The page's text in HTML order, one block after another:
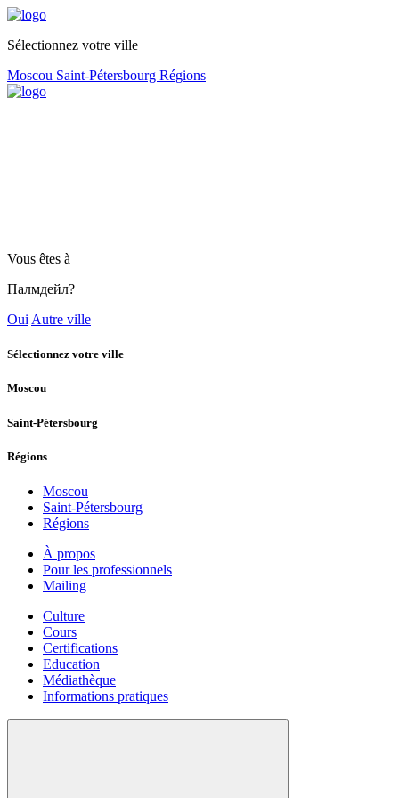
Sélectionnez votre ville
Moscou Saint-Pétersbourg Régions
Vous êtes à
Палмдейл?
Oui Autre ville
Sélectionnez votre ville
Moscou
Saint-Pétersbourg
Régions
Moscou
Saint-Pétersbourg
Régions
À propos
Pour les professionnels
Mailing
Culture
Cours
Certifications
Education
Médiathèque
Informations pratiques